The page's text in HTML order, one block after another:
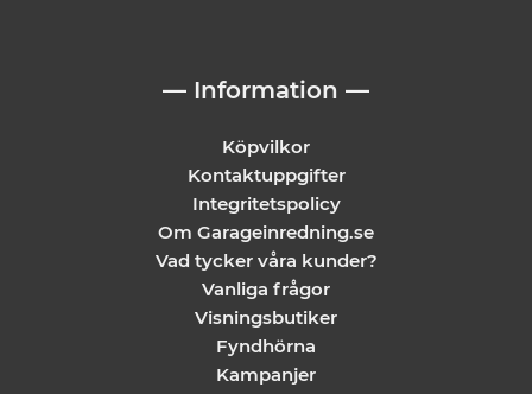
— Information —
Köpvilkor
Kontaktuppgifter
Integritetspolicy
Om Garageinredning.se
Vad tycker våra kunder?
Vanliga frågor
Visningsbutiker
Fyndhörna
Kampanjer